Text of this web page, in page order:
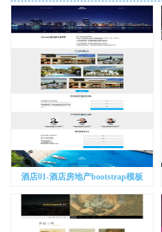
酒店01-酒店房地产bootstrap模板